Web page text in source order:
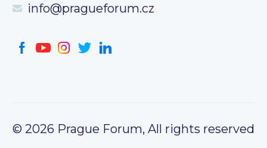
info@pragueforum.cz
© 2026 Prague Forum, All rights reserved